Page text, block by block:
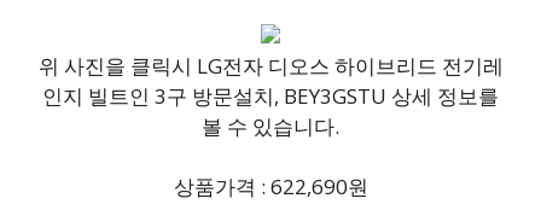
위 사진을 클릭시 LG전자 디오스 하이브리드 전기레
인지 빌트인 3구 방문설치, BEY3GSTU 상세 정보를
볼 수 있습니다.
상품가격 : 622,690원